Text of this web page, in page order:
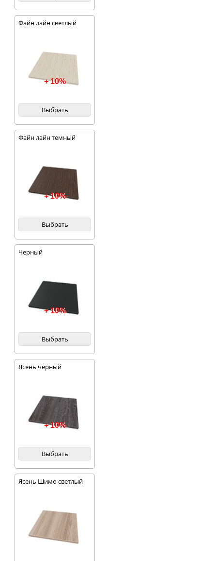
Файн лайн светлый
+ 10%
Выбрать
Файн лайн темный
+ 10%
Выбрать
Черный
+ 10%
Выбрать
Ясень чёрный
+ 10%
Выбрать
Ясень Шимо светлый